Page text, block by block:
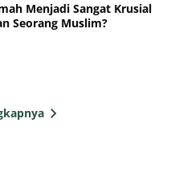
Menjadi Sangat Krusial
Seorang Muslim?